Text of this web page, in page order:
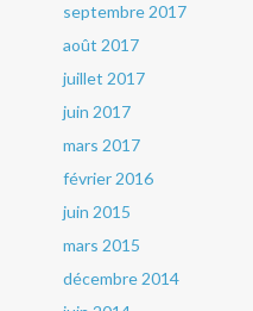
septembre 2017
août 2017
juillet 2017
juin 2017
mars 2017
février 2016
juin 2015
mars 2015
décembre 2014